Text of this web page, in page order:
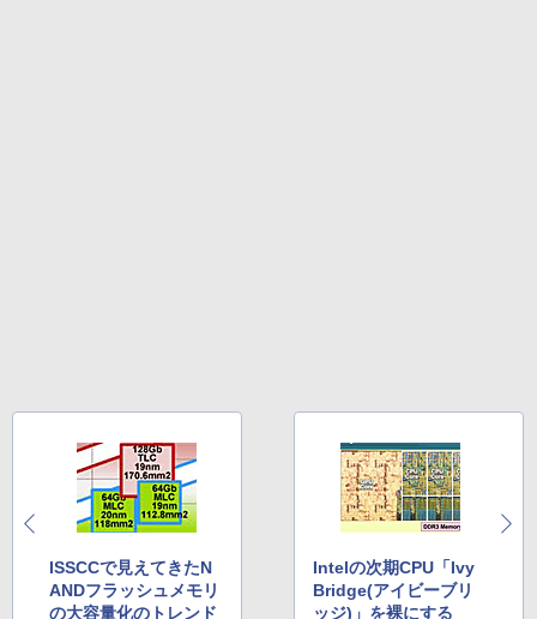
ISSCCで見えてきたN
ANDフラッシュメモリ
の大容量化のトレンド
Intelの次期CPU「Ivy
Bridge(アイビーブリ
ッジ)」を裸にする